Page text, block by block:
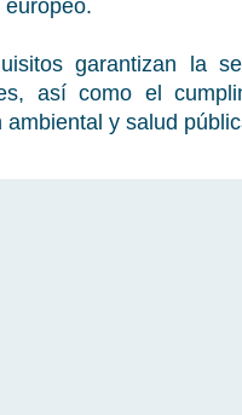
europeo.
garantizan la
así como el
ambiental y salud